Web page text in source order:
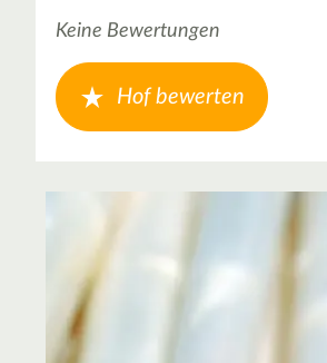
Keine Bewertungen
Hof bewerten